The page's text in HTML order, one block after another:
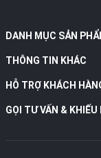
DANH MỤC SẢN
THÔNG TIN KHÁC
HỖ TRỢ KHÁCH
GỌI TƯ VẤN & KHIẾU